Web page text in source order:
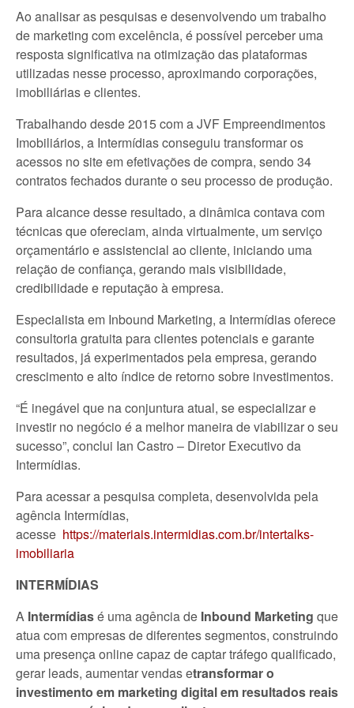
Ao analisar as pesquisas e desenvolvendo um trabalho
de marketing com excelência, é possível perceber uma
resposta significativa na otimização das plataformas
utilizadas nesse processo, aproximando corporações,
imobiliárias e clientes.
Trabalhando desde 2015 com a JVF Empreendimentos
Imobiliários, a Intermídias conseguiu transformar os
acessos no site em efetivações de compra, sendo 34
contratos fechados durante o seu processo de produção.
Para alcance desse resultado, a dinâmica contava com
técnicas que ofereciam, ainda virtualmente, um serviço
orçamentário e assistencial ao cliente, iniciando uma
relação de confiança, gerando mais visibilidade,
credibilidade e reputação à empresa.
Especialista em Inbound Marketing, a Intermídias oferece
consultoria gratuita para clientes potenciais e garante
resultados, já experimentados pela empresa, gerando
crescimento e alto índice de retorno sobre investimentos.
“É inegável que na conjuntura atual, se especializar e
investir no negócio é a melhor maneira de viabilizar o seu
sucesso”, conclui Ian Castro – Diretor Executivo da
Intermídias.
Para acessar a pesquisa completa, desenvolvida pela
agência Intermídias,
acesse https://materiais.intermidias.com.br/intertalks-
imobiliaria
INTERMÍDIAS
A Intermídiasé uma agência de Inbound Marketing que
atua com empresas de diferentes segmentos, construindo
uma presença online capaz de captar tráfego qualificado,
gerar leads, aumentar vendas etransformar o
investimento em marketing digital em resultados reais